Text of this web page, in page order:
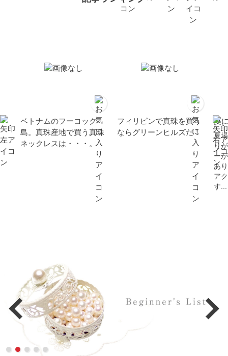
ベトナムのフーコック
島。真珠産地で買う真珠
ネックレスは・・・。
フィリピンで真珠を買う
ならグリーンヒルズだ！
夏
夏
り
ー
あ
ア
す...